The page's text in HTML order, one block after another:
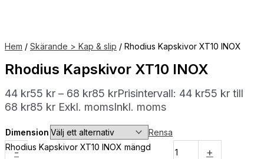
Hem / Skärande > Kap & slip / Rhodius Kapskivor XT10 INOX
Rhodius Kapskivor XT10 INOX
44 kr55 kr – 68 kr85 krPrisintervall: 44 kr55 kr till
68 kr85 kr Exkl. momsInkl. moms
Dimension Rensa
-
Rhodius Kapskivor XT10 INOX mängd +